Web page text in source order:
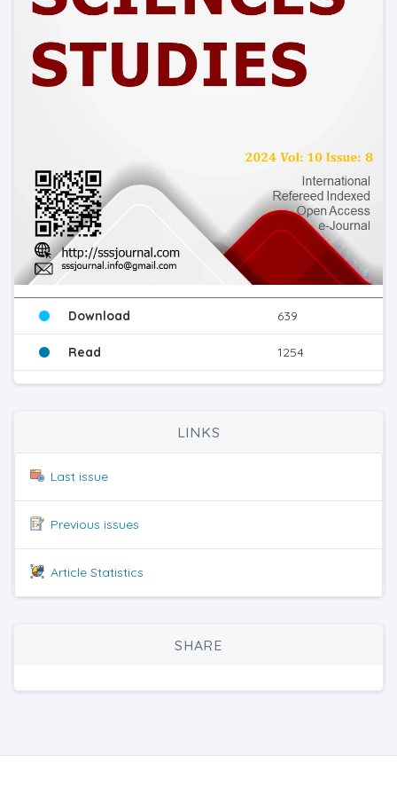
Download 639
Read 1254
LINKS
Last issue
Previous issues
Article Statistics
SHARE